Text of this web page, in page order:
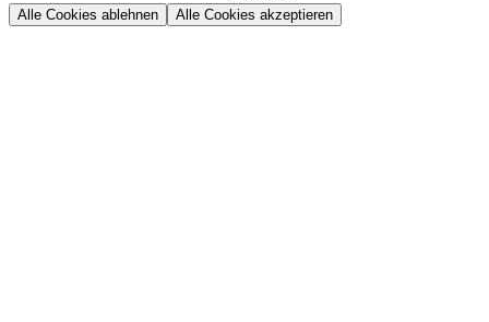
Alle Cookies ablehnen Alle Cookies akzeptieren